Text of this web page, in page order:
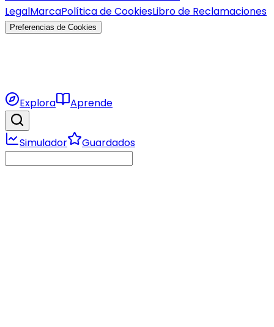
LegalMarcaPolítica de CookiesLibro de Reclamaciones
Preferencias de Cookies
Explora Aprende
Simulador Guardados